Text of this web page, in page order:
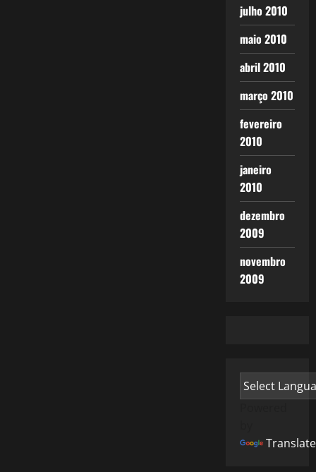
julho 2010
maio 2010
abril 2010
março 2010
fevereiro
2010
janeiro
2010
dezembro
2009
novembro
2009
Translate